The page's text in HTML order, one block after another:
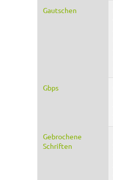
Gautschen
Gbps
Gebrochene
Schriften